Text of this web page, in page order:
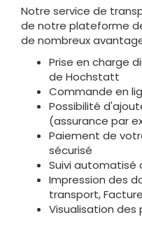
Notre service de
de notre plateforme
de nombreux
Prise en charge
de Hochstatt
Commande en
Possibilité
(assurance par
Paiement de
sécurisé
Suivi automatisé
Impression des
transport,
Visualisation des